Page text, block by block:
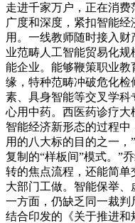
走进千家万户，正在消
广度和深度，紧扣智能
用。一线教师随时接入
业范畴人工智能贸易化
能企业。能够鞭策职业
缘，特种范畴冲破危化
素、具身智能等交叉学
心用中药。西医药诊疗
智能经济新形态的过程中
用的八大标的目的之一，
复制的“样板间”模式。”
转的焦点流程，还能简
大部门工做。智能保举、
一方面，仍缺乏同一裁
结合印发的《关于推进和